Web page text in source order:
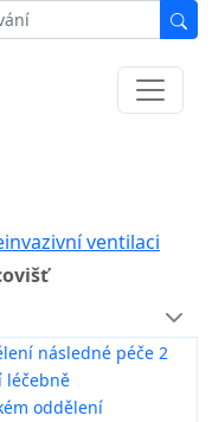
ventilaci
následné péče 2
léčebně
oddělení